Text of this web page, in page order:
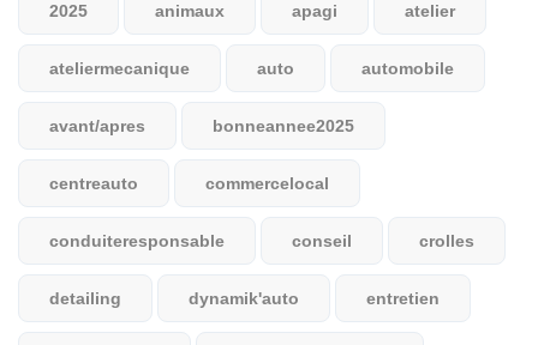
2025 animaux apagi atelier
ateliermecanique auto automobile
avant/apres bonneannee2025
centreauto commercelocal
conduiteresponsable conseil crolles
detailing dynamik'auto entretien